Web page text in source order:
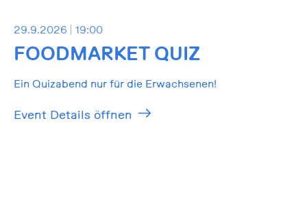
29.9.2026 19:00
FOODMARKET QUIZ
Ein Quizabend nur für die Erwachsenen!
Event Details öffnen